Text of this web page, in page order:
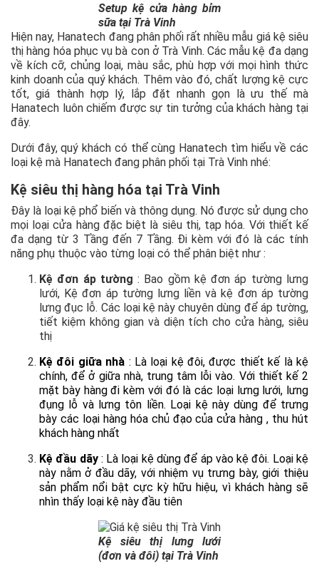
Setup kệ cửa hàng bỉm
sữa tại Trà Vinh
Hiện nay, Hanatech đang phân phối rất nhiều mẫu giá kệ siêu
thị hàng hóa phục vụ bà con ở Trà Vinh. Các mẫu kệ đa dạng
về kích cỡ, chủng loại, màu sắc, phù hợp với mọi hình thức
kinh doanh của quý khách. Thêm vào đó, chất lượng kệ cực
tốt, giá thành hợp lý, lắp đặt nhanh gọn là ưu thế mà
Hanatech luôn chiếm được sự tin tưởng của khách hàng tại
đây.
Dưới đây, quý khách có thể cùng Hanatech tìm hiểu về các
loại kệ mà Hanatech đang phân phối tại Trà Vinh nhé:
Kệ siêu thị hàng hóa tại Trà Vinh
Đây là loại kệ phổ biến và thông dụng. Nó được sử dụng cho
mọi loại cửa hàng đặc biệt là siêu thị, tạp hóa. Với thiết kế
đa dạng từ 3 Tầng đến 7 Tầng. Đi kèm với đó là các tính
năng phụ thuộc vào từng loại có thể phân biệt như :
Kệ đơn áp tường : Bao gồm kệ đơn áp tường lưng
lưới, Kệ đơn áp tường lưng liền và kệ đơn áp tường
lưng đục lỗ. Các loại kệ này chuyên dùng để áp tường,
tiết kiệm không gian và diện tích cho cửa hàng, siêu
thị
Kệ đôi giữa nhà : Là loại kệ đôi, được thiết kế là kệ
chính, để ở giữa nhà, trung tâm lỗi vào. Với thiết kế 2
mặt bày hàng đi kèm với đó là các loại lưng lưới, lưng
đụng lỗ và lưng tôn liền. Loại kệ này dùng để trưng
bày các loại hàng hóa chủ đạo của cửa hàng , thu hút
khách hàng nhất
Kệ đầu dãy: Là loại kệ dùng để áp vào kệ đôi. Loại kệ
này nằm ở đầu dãy, với nhiệm vụ trưng bày, giới thiệu
sản phẩm nổi bật cực kỳ hữu hiệu, vì khách hàng sẽ
nhìn thấy loại kệ này đầu tiên
Kệ siêu thị lưng lưới
(đơn và đôi) tại Trà Vinh